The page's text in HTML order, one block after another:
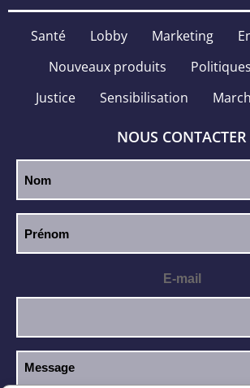
Santé Lobby Marketing
Nouveaux produits
Justice
Sensibilisation
NOUS CONTACTER
E-mail